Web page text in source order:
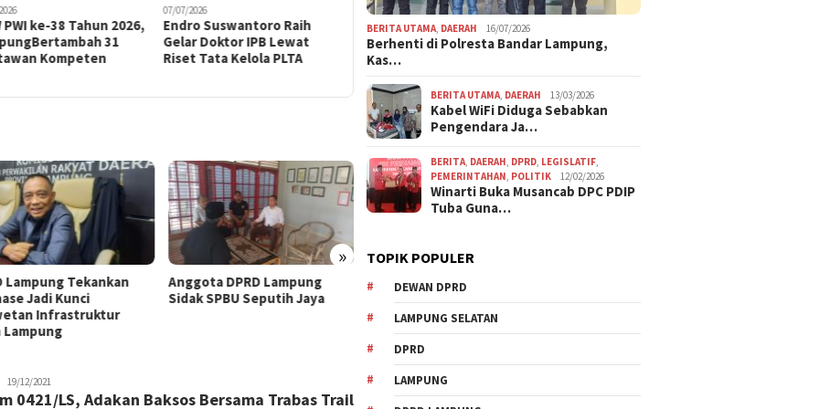
PWI ke-38 Tahun 2026,
31
Kompeten
07/07/2026
Endro Suswantoro Raih
Gelar Doktor IPB Lewat
Riset Tata Kelola PLTA
05/08/2026
Humas HPN dan Porwanas
2027 Siapkan Publikasi
Masif Kenalkan Lampung ke
27/07/2026
Emas Porwanas, Dari
»
Lampung Tekankan
Jadi Kunci
Infrastruktur
Lampung
Anggota DPRD Lampung
Sidak SPBU Seputih Jaya
Hanifal Sesalkan Dugaan
Keracunan Makanan Program
MBG di Tulang Bawang
Tegaskan Lampung Harus
Wandi
19/12/2021
0421/LS, Adakan Baksos Bersama Trabas Trail
BERITA UTAMA DAERAH 16/07/2026
Berhenti di Polresta Bandar Lampung,
Kas…
BERITA UTAMA DAERAH 13/03/2026
Kabel WiFi Diduga Sebabkan
Pengendara Ja…
BERITA DAERAH DPRD LEGISLATIF
PEMERINTAHAN POLITIK 12/02/2026
Winarti Buka Musancab DPC PDIP
Tuba Guna…
TOPIK POPULER
DEWAN DPRD
LAMPUNG SELATAN
DPRD
LAMPUNG